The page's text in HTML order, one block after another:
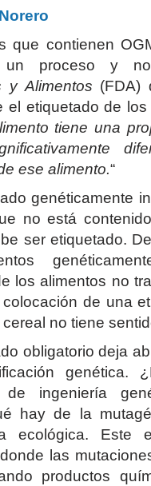
que contienen
un proceso y
y Alimentos (FDA)
etiquetado de
tiene una
ese alimento.“
genéticamente
no está
ser etiquetado.
los alimentos no
de una
no tiene
obligatorio deja
genética.
de ingeniería
hay de la
ecológica.
las
productos